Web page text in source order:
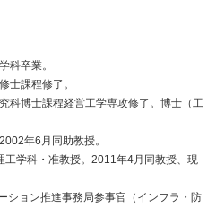
科卒業。
士課程修了。
科博士課程経営工学専攻修了。博士（工
年6月同助教授。
学科・准教授。2011年4月同教授、現
ション推進事務局参事官（インフラ・防